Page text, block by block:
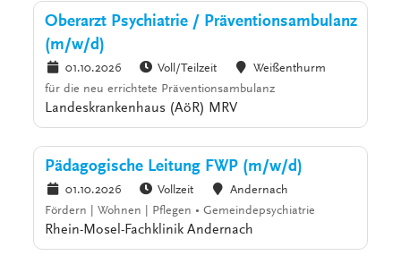
Oberarzt Psychiatrie / Präventionsambulanz
(m/w/d)
01.10.2026 Voll/Teilzeit
Weißenthurm
für die neu errichtete Präventionsambulanz
Landeskrankenhaus (AöR) MRV
Pädagogische Leitung FWP (m/w/d)
01.10.2026 Vollzeit
Andernach
Fördern | Wohnen | Pflegen • Gemeindepsychiatrie
Rhein-Mosel-Fachklinik Andernach